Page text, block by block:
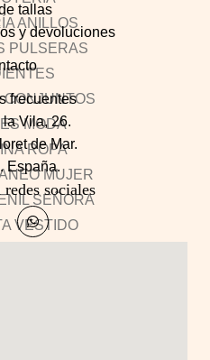
tallas
y devoluciones
frecuentes
Vila, 26.
de Mar.
España.
redes sociales